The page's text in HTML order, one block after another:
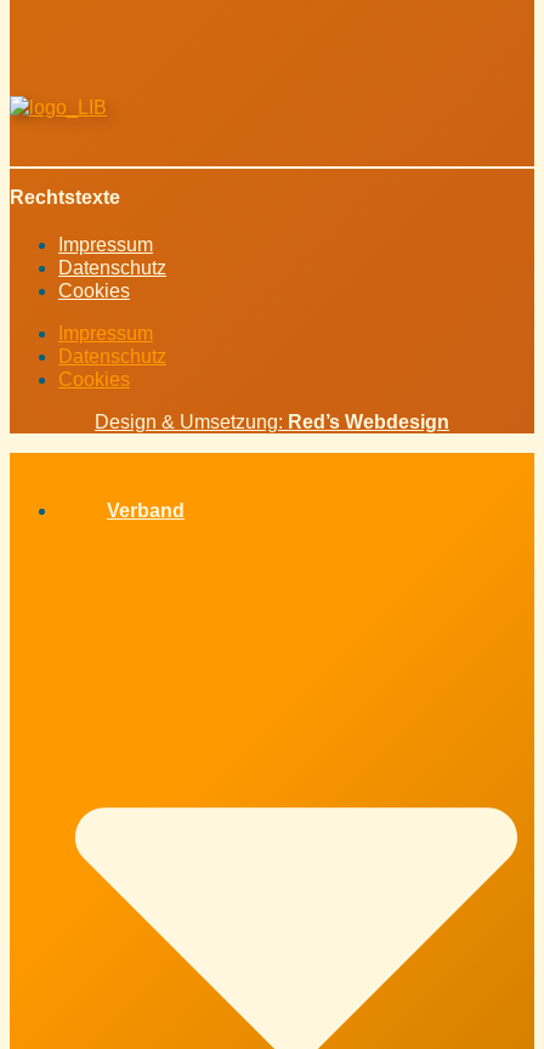
Rechtstexte
Impressum
Datenschutz
Cookies
Impressum
Datenschutz
Cookies
Design & Umsetzung: Red’s Webdesign
Verband